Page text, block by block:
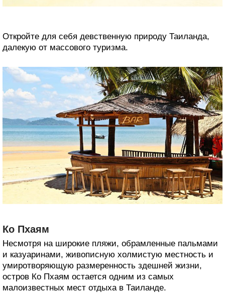
Откройте для себя девственную природу Таиланда,
далекую от массового туризма.
Ко Пхаям
Несмотря на широкие пляжи, обрамленные пальмами
и казуаринами, живописную холмистую местность и
умиротворяющую размеренность здешней жизни,
остров Ко Пхаям остается одним из самых
малоизвестных мест отдыха в Таиланде.